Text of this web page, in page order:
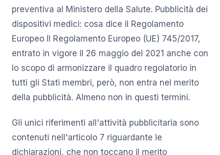
preventiva al Ministero della Salute. Pubblicità dei
dispositivi medici: cosa dice il Regolamento
Europeo Il Regolamento Europeo (UE) 745/2017,
entrato in vigore il 26 maggio del 2021 anche con
lo scopo di armonizzare il quadro regolatorio in
tutti gli Stati membri, però, non entra nel merito
della pubblicità. Almeno non in questi termini.
Gli unici riferimenti all'attività pubblicitaria sono
contenuti nell'articolo 7 riguardante le
dichiarazioni, che non toccano il merito